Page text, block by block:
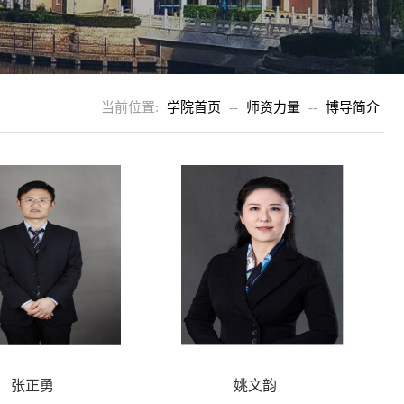
当前位置: 学院首页 -- 师资力量 -- 博导简介
张正勇 姚文韵